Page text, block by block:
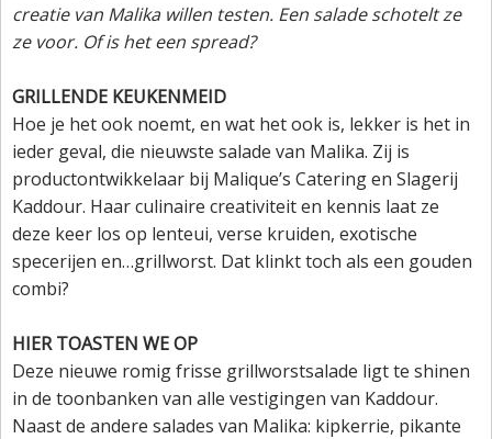
creatie van Malika willen testen. Een salade schotelt ze
ze voor. Of is het een spread?
GRILLENDE KEUKENMEID
Hoe je het ook noemt, en wat het ook is, lekker is het in
ieder geval, die nieuwste salade van Malika. Zij is
productontwikkelaar bij Malique’s Catering en Slagerij
Kaddour. Haar culinaire creativiteit en kennis laat ze
deze keer los op lenteui, verse kruiden, exotische
specerijen en…grillworst. Dat klinkt toch als een gouden
combi?
HIER TOASTEN WE OP
Deze nieuwe romig frisse grillworstsalade ligt te shinen
in de toonbanken van alle vestigingen van Kaddour.
Naast de andere salades van Malika: kipkerrie, pikante